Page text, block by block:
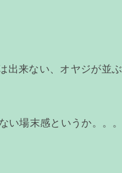
出来ない、オヤジが並
い場末感というか。。